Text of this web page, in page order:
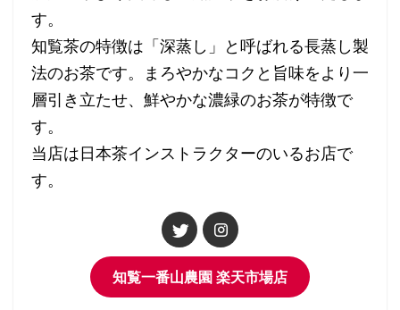
す。
知覧茶の特徴は「深蒸し」と呼ばれる長蒸し製
法のお茶です。まろやかなコクと旨味をより一
層引き立たせ、鮮やかな濃緑のお茶が特徴で
す。
当店は日本茶インストラクターのいるお店で
す。
知覧一番山農園 楽天市場店